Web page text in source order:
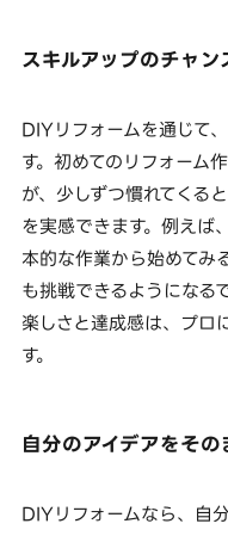
スキルアップのチャン
DIYリフォームを通じて
す。初めてのリフォーム
が、少しずつ慣れてくる
を実感できます。例えば
本的な作業から始めてみ
も挑戦できるようになる
楽しさと達成感は、プロ
す。
自分のアイデアをその
DIYリフォームなら、自